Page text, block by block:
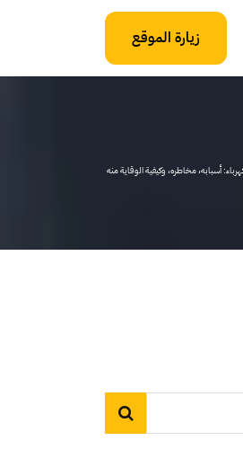
زيارة الموقع
أسبابه، مخاطره، وكيفية الوقاية منه